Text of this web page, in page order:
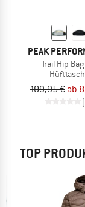
PEAK
Trail Hip
109,95 € ab
TOP